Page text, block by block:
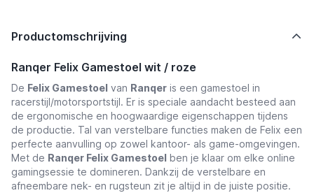
Productomschrijving
Ranqer Felix Gamestoel wit / roze
De Felix Gamestoel van Ranqer is een gamestoel in
racerstijl/motorsportstijl. Er is speciale aandacht besteed aan
de ergonomische en hoogwaardige eigenschappen tijdens
de productie. Tal van verstelbare functies maken de Felix een
perfecte aanvulling op zowel kantoor- als game-omgevingen.
Met de Ranqer Felix Gamestoel ben je klaar om elke online
gamingsessie te domineren. Dankzij de verstelbare en
afneembare nek- en rugsteun zit je altijd in de juiste positie.